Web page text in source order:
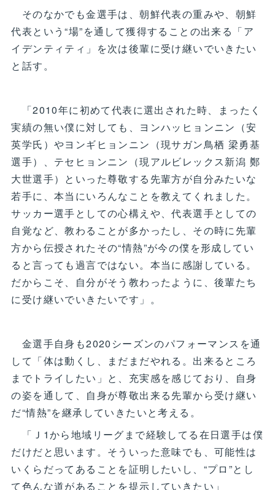
そのなかでも金選手は、朝鮮代表の重みや、朝鮮
代表という“場”を通して獲得することの出来る「ア
イデンティティ」を次は後輩に受け継いでいきたい
と話す。
「2010年に初めて代表に選出された時、まったく
実績の無い僕に対しても、ヨンハッヒョンニン（安
英学氏）やヨンギヒョンニン（現サガン鳥栖 梁勇基
選手）、テセヒョンニン（現アルビレックス新潟 鄭
大世選手）といった尊敬する先輩方が自分みたいな
若手に、本当にいろんなことを教えてくれました。
サッカー選手としての心構えや、代表選手としての
自覚など、教わることが多かったし、その時に先輩
方から伝授されたその“情熱”が今の僕を形成してい
ると言っても過言ではない。本当に感謝している。
だからこそ、自分がそう教わったように、後輩たち
に受け継いでいきたいです」。
金選手自身も2020シーズンのパフォーマンスを通
して「体は動くし、まだまだやれる。出来るところ
までトライしたい」と、充実感を感じており、自身
の姿を通して、自身が尊敬出来る先輩から受け継い
だ“情熱”を継承していきたいと考える。
「Ｊ1から地域リーグまで経験してる在日選手は僕
だけだと思います。そういった意味でも、可能性は
いくらだってあることを証明したいし、“プロ”とし
て色んな道があることを提示していきたい」